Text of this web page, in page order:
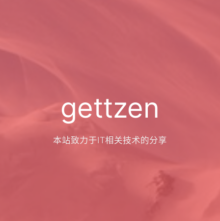
gettzen
本站致力于IT相关技术的分享